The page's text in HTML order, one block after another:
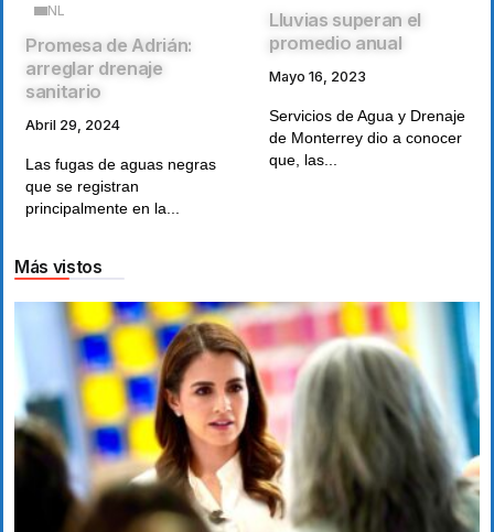
NL
Promesa de Adrián:
arreglar drenaje
sanitario
Abril 29, 2024
Las fugas de aguas negras
que se registran
principalmente en la...
Lluvias superan el
promedio anual
Mayo 16, 2023
Servicios de Agua y Drenaje
de Monterrey dio a conocer
que, las...
Más vistos